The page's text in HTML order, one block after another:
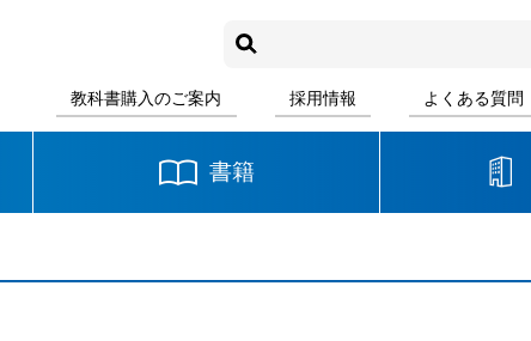
教科書購入のご案内 採用情報 よくある質問
書籍